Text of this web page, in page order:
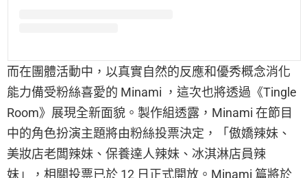
而在團體活動中，以真實自然的反應和優秀概念消化
能力備受粉絲喜愛的 Minami ，這次也將透過《Tingle
Room》展現全新面貌。製作組透露，Minami 在節目
中的角色扮演主題將由粉絲投票決定，「傲嬌辣妹、
美妝店老闆辣妹、保養達人辣妹、冰淇淋店員辣
妹」，相關投票已於 12 日正式開放。Minami 篇將於